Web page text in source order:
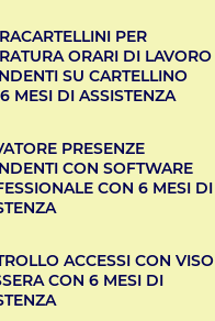
PER
ORARI DI LAVORO
SU CARTELLINO
MESI DI ASSISTENZA
PRESENZE
CON SOFTWARE
CON 6 MESI DI
ACCESSI CON VISO
CON 6 MESI DI